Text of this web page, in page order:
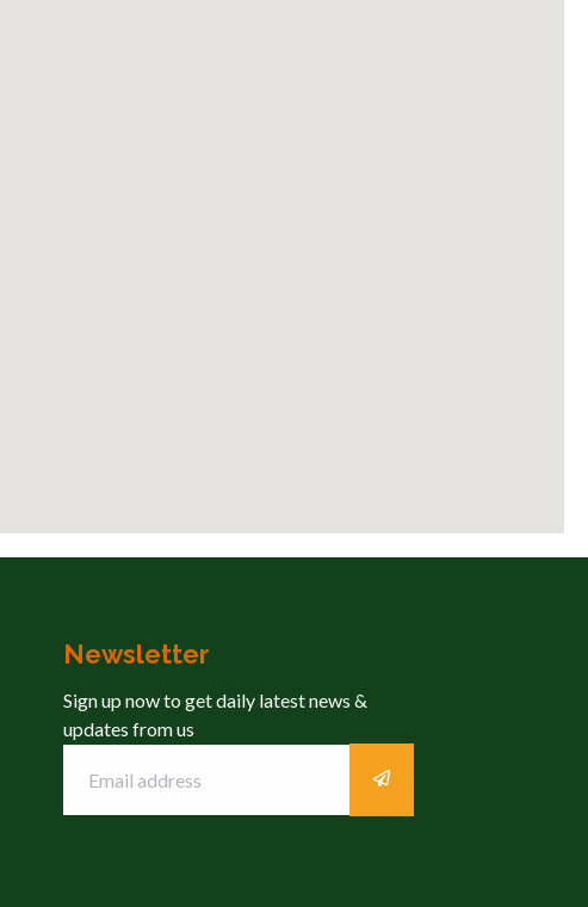
Newsletter
Sign up now to get daily latest news &
updates from us